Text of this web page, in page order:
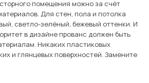
помещения можно за счёт
Для стен, пола и потолка
светло-зелёный, бежевый оттенки. И
в дизайне прованс должен быть
Никаких пластиковых
и глянцевых поверхностей. Замените